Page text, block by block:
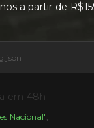
a partir de
em 48h
Nacional",